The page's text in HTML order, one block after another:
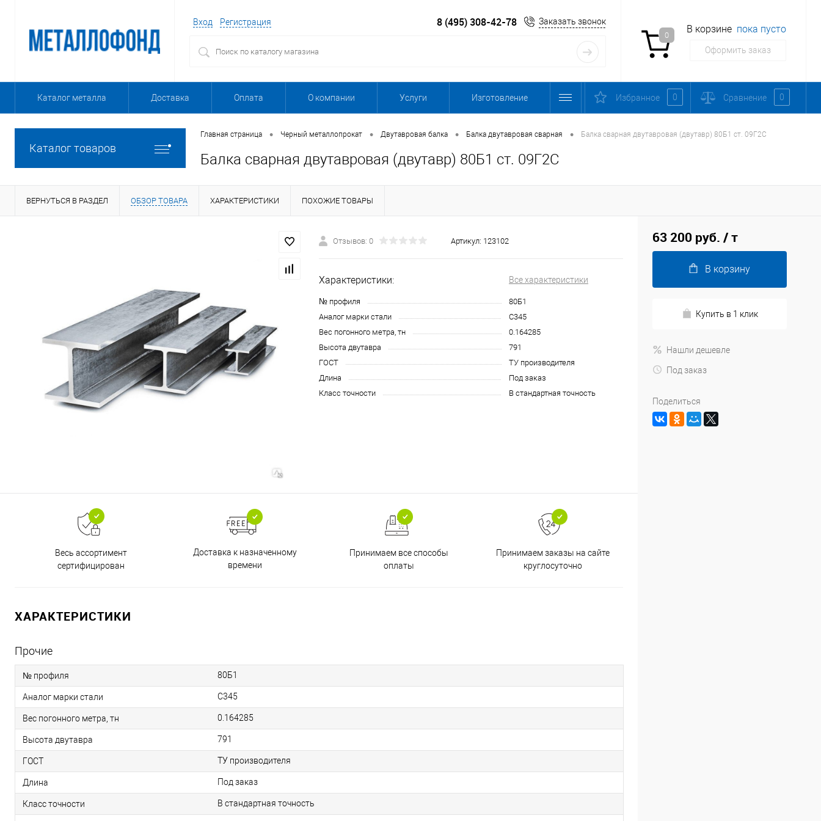
Вход Регистрация 8 (495) 308-42-78 Заказать звонок
0
В корзине пока пусто
Оформить заказ
Каталог металла Доставка Оплата О компании Услуги Изготовление Избранное 0 Сравнение 0
Каталог товаров
Главная страница • Черный металлопрокат • Двутавровая балка • Балка двутавровая сварная • Балка сварная двутавровая (двутавр) 80Б1 ст. 09Г2С
Балка сварная двутавровая (двутавр) 80Б1 ст. 09Г2С
ВЕРНУТЬСЯ В РАЗДЕЛ ОБЗОР ТОВАРА ХАРАКТЕРИСТИКИ ПОХОЖИЕ ТОВАРЫ
Отзывов: 0 Артикул: 123102
Характеристики: Все характеристики
№ профиля
80Б1
Аналог марки стали
С345
Вес погонного метра, тн
0.164285
Высота двутавра
791
ГОСТ
ТУ производителя
Длина
Под заказ
Класс точности
В стандартная точность
Весь ассортимент
сертифицирован
Доставка к назначенному
времени
Принимаем все способы
оплаты
Принимаем заказы на сайте
круглосуточно
ХАРАКТЕРИСТИКИ
Прочие
№ профиля 80Б1
Аналог марки стали С345
Вес погонного метра, тн 0.164285
Высота двутавра 791
ГОСТ ТУ производителя
Длина Под заказ
Класс точности В стандартная точность
63 200 руб. / т
В корзину
Купить в 1 клик
Нашли дешевле
Под заказ
Поделиться